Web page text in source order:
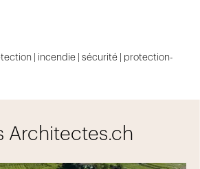
| incendie | sécurité | protection-
Architectes.ch